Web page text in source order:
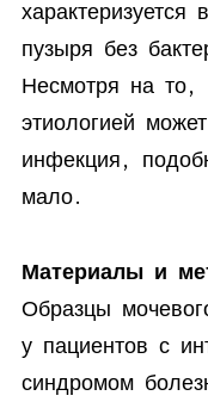
характеризуется
пузыря без
Несмотря на то,
этиологией
инфекция,
мало.
Материалы и
Образцы
у пациентов с
синдромом